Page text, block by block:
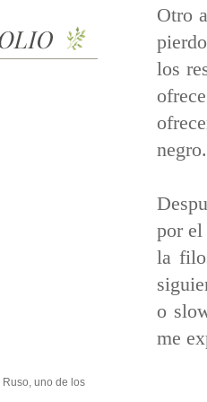
Otro
los
negro.
por el
la
o
me
uno de los